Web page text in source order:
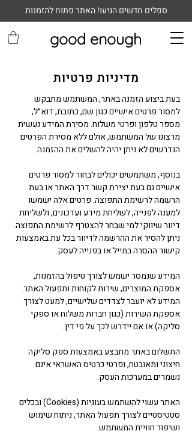
ספלים חדשים הגיעו! האתר פתוח להזמנות
good enough
מדיניות פרטיות
בעת ביצוע הזמנה באתר, המשתמש מתבקש
למסור פרטים אישיים כגון שם, כתובת, דוא״ל,
מספר טלפון ופרטי משלוח. מסירת המידע נעשית
מרצונו של המשתמש, אולם ללא מסירת הפרטים
הנדרשים לא ניתן יהיה להשלים את ההזמנה.
בנוסף, משתמשים יכולים לבחור למסור פרטים
אישיים גם בעת יצירת קשר דרך האתר או בעת
הרשמה לרשימת התפוצה. פרטים אלה ישמשו
למענה לפנייה, לשליחת מידע ועדכונים, ולשליחת
דיוור שיווקי למי שבחר להצטרף לרשימת התפוצה.
ניתן להסיר את ההרשמה לדיוור בכל עת באמצעות
קישור ההסרה במייל או בפנייה לעסק.
המידע שנמסר ישמש לצורך טיפול בהזמנות,
אספקת המוצרים, שירות לקוחות ותפעול האתר.
המידע לא יועבר לצדדים שלישיים, למעט לצורך
אספקת השירות (כגון חברות משלוח או ספקי
סליקה) או אם יידרש לכך על פי דין.
התשלום באתר מתבצע באמצעות ספק סליקה
חיצוני ומאובטח, ופרטי כרטיס האשראי אינם
נשמרים במערכות העסק.
האתר עשוי להשתמש בעוגיות (Cookies) ובכלים
סטטיסטיים לצורך תפעול האתר, ניתוח שימוש
ושיפור חוויית המשתמש.